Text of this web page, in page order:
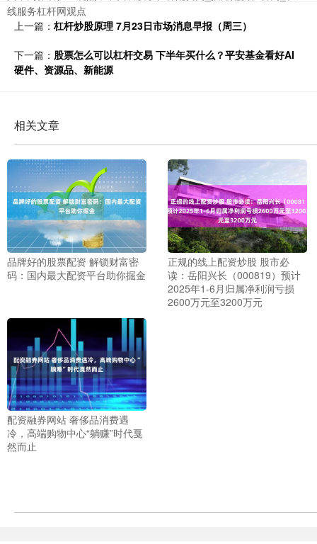
线服务杠杆网观点
上一篇： 杠杆炒股原理 7月23日市场消息早报（周三）
下一篇： 股票怎么可以杠杆交易 下半年买什么？平安基金看好AI
硬件、资源品、新能源
相关文章
品牌好的股票配资 解锁财富密
码：国内最大配资平台助你掘金
正规的线上配资炒股 股市必
读：岳阳兴长（000819）预计
2025年1-6月归属净利润亏损
2600万元至3200万元
配资融券网站 奢侈品消费遇
冷，高端购物中心“躺赚”时代戛
然而止